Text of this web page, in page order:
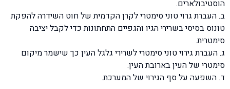
הוסטיבולארים.
ב. העברת גרוי טוני סימטרי לקרן הקדמית של חוט השידרה להפקת
טונוס בסיסי בשרירי הגיו והגפיים התחתונות כדי לקבל יציבה
סימטרית.
ג. העברת גירוי טוני סימטרי לשרירי גלגל העין כך שישמר מיקום
סימטרי של העין בארובת העין.
ד. השפעה על סף הגירוי של המערכת.